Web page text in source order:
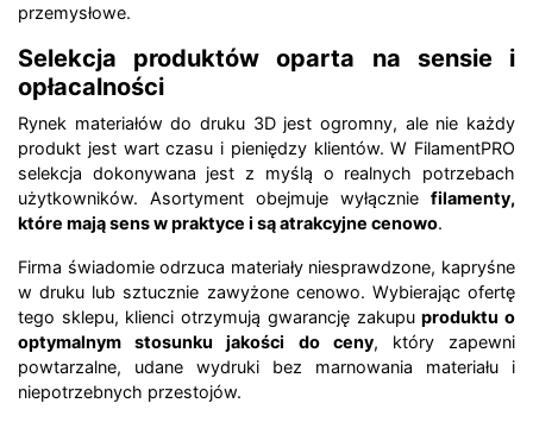
przemysłowe.
Selekcja produktów oparta na sensie i
opłacalności
Rynek materiałów do druku 3D jest ogromny, ale nie każdy
produkt jest wart czasu i pieniędzy klientów. W FilamentPRO
selekcja dokonywana jest z myślą o realnych potrzebach
użytkowników. Asortyment obejmuje wyłącznie filamenty,
które mają sens w praktyce i są atrakcyjne cenowo.
Firma świadomie odrzuca materiały niesprawdzone, kapryśne
w druku lub sztucznie zawyżone cenowo. Wybierając ofertę
tego sklepu, klienci otrzymują gwarancję zakupuproduktu o
optymalnym stosunku jakości do ceny, który zapewni
powtarzalne, udane wydruki bez marnowania materiału i
niepotrzebnych przestojów.